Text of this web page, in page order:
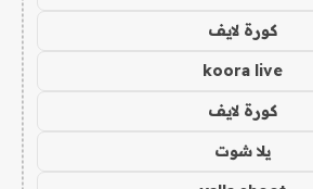
كورة لايف
koora live
كورة لايف
يلا شوت